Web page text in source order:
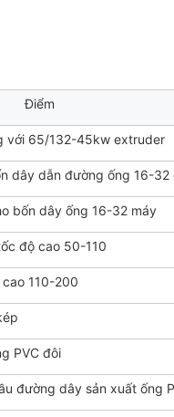
Điểm
với 65/132-45kw extruder
dây dẫn đường ống 16-32
bốn dây ống 16-32 máy
độ cao 50-110
110-200
PVC đôi
đường dây sản xuất ống